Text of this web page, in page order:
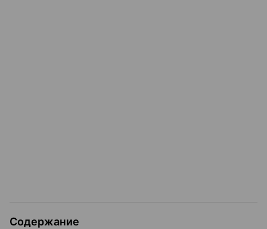
Содержание